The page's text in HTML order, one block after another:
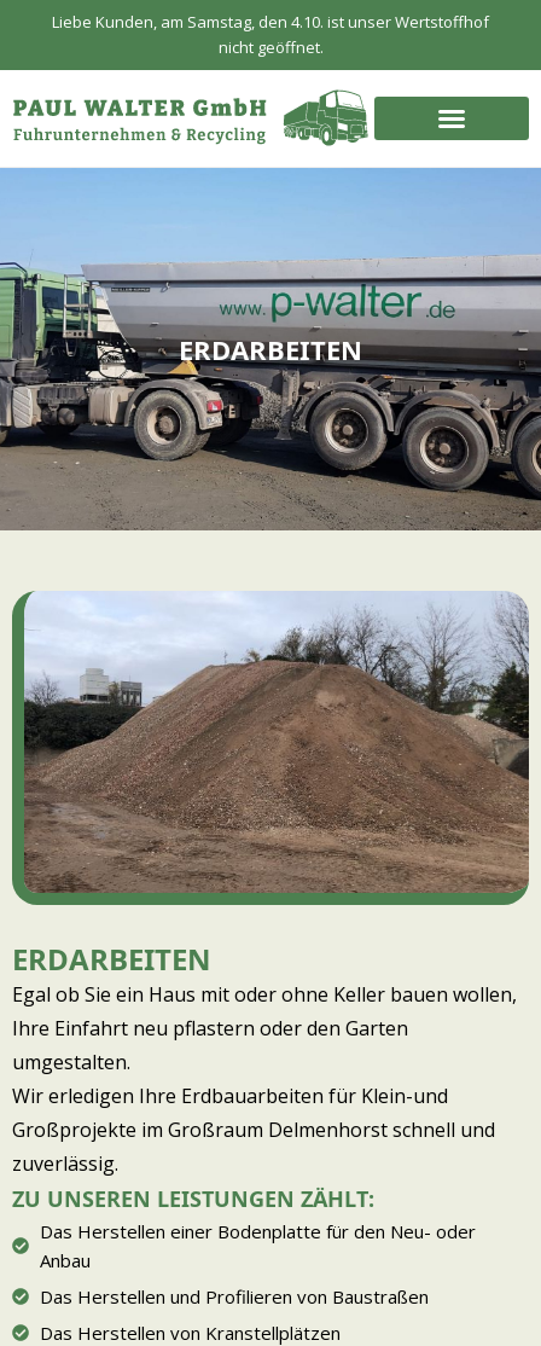
springen
Liebe Kunden, am Samstag, den 4.10. ist unser Wertstoffhof
nicht geöffnet.
ERDARBEITEN
ERDARBEITEN
Egal ob Sie ein Haus mit oder ohne Keller bauen wollen,
Ihre Einfahrt neu pflastern oder den Garten
umgestalten.
Wir erledigen Ihre Erdbauarbeiten für Klein-und
Großprojekte im Großraum Delmenhorst schnell und
zuverlässig.
ZU UNSEREN LEISTUNGEN ZÄHLT:
Das Herstellen einer Bodenplatte für den Neu- oder
Anbau
Das Herstellen und Profilieren von Baustraßen
Das Herstellen von Kranstellplätzen